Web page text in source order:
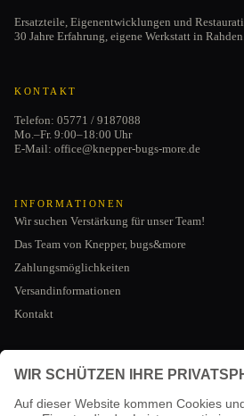
Ersatzteile, Eigenentwicklungen und
30 Jahre Erfahrung, eigene Werkstatt in
KONTAKT
Telefon: 05771 / 9187088
Mo.–Fr. 9:00–18:00 Uhr
E-Mail: office@knepper-bugs-more.de
INFORMATIONEN
Wir suchen Verstärkung für unser Team!
Das Team von Knepper, bugs&more
Zahlungsmöglichkeiten
Versandinformationen
Kontakt
RECHTLICHES
AGB
AGB
Impressum
Kontaktinformationen